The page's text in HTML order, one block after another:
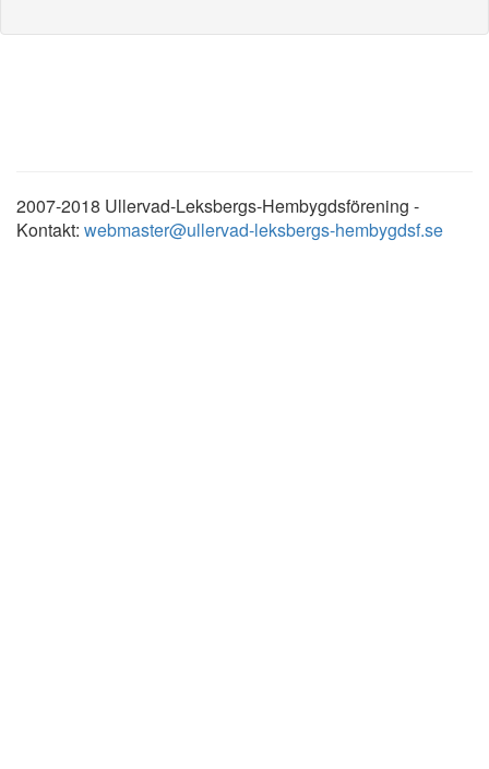
2007-2018 Ullervad-Leksbergs-Hembygdsförening -
Kontakt: webmaster@ullervad-leksbergs-hembygdsf.se